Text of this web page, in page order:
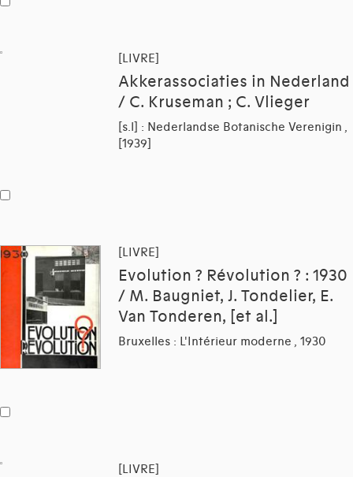
[LIVRE]
Akkerassociaties in Nederland
/ C. Kruseman ; C. Vlieger
[s.l] : Nederlandse Botanische Verenigin ,
[1939]
[LIVRE]
Evolution ? Révolution ? : 1930
/ M. Baugniet, J. Tondelier, E.
Van Tonderen, [et al.]
Bruxelles : L'Intérieur moderne , 1930
[LIVRE]